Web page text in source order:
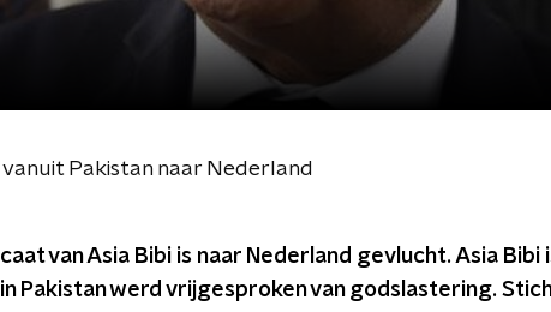
Pakistan naar Nederland
van Asia Bibi is naar Nederland gevlucht. Asia
Pakistan werd vrijgesproken van godslastering.